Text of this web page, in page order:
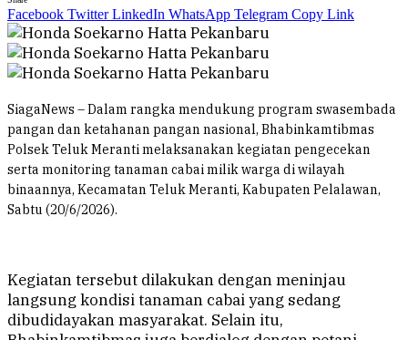
Facebook Twitter LinkedIn WhatsApp Telegram Copy Link
SiagaNews – Dalam rangka mendukung program swasembada
pangan dan ketahanan pangan nasional, Bhabinkamtibmas
Polsek Teluk Meranti melaksanakan kegiatan pengecekan
serta monitoring tanaman cabai milik warga di wilayah
binaannya, Kecamatan Teluk Meranti, Kabupaten Pelalawan,
Sabtu (20/6/2026).
Kegiatan tersebut dilakukan dengan meninjau
langsung kondisi tanaman cabai yang sedang
dibudidayakan masyarakat. Selain itu,